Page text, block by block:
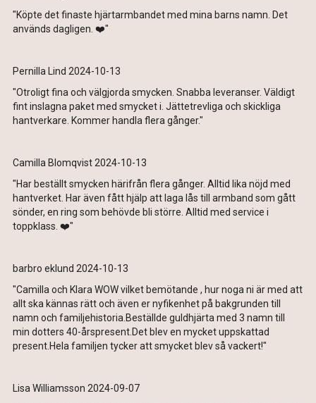
"Köpte det finaste hjärtarmbandet med mina barns namn. Det
används dagligen. ❤️"
Pernilla Lind 2024-10-13
"Otroligt fina och välgjorda smycken. Snabba leveranser. Väldigt
fint inslagna paket med smycket i. Jättetrevliga och skickliga
hantverkare. Kommer handla flera gånger."
Camilla Blomqvist 2024-10-13
"Har beställt smycken härifrån flera gånger. Alltid lika nöjd med
hantverket. Har även fått hjälp att laga lås till armband som gått
sönder, en ring som behövde bli större. Alltid med service i
toppklass. ❤️"
barbro eklund 2024-10-13
"Camilla och Klara WOW vilket bemötande , hur noga ni är med att
allt ska kännas rätt och även er nyfikenhet på bakgrunden till
namn och familjehistoria.Beställde guldhjärta med 3 namn till
min dotters 40-årspresent.Det blev en mycket uppskattad
present.Hela familjen tycker att smycket blev så vackert!"
Lisa Williamsson 2024-09-07